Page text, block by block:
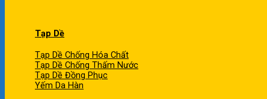
Tạp Dề
Tạp Dề Chống Hóa Chất
Tạp Dề Chống Thấm Nước
Tạp Dề Đồng Phục
Yếm Da Hàn